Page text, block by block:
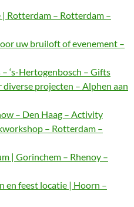
Rotterdam – Rotterdam –
uw bruiloft of evenement –
‘s-Hertogenbosch – Gifts
projecten – Alphen aan
– Den Haag – Activity
– Rotterdam –
| Gorinchem – Rhenoy –
en feest locatie | Hoorn –